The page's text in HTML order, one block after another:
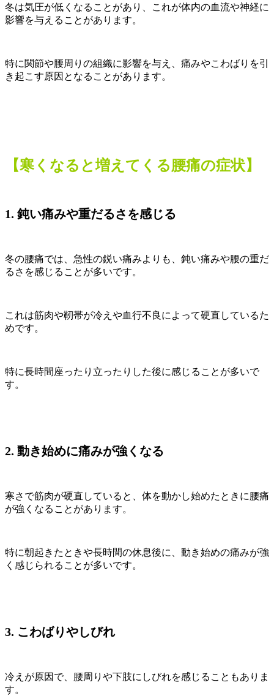
冬は気圧が低くなることがあり、これが体内の血流や神経に
影響を与えることがあります。
特に関節や腰周りの組織に影響を与え、痛みやこわばりを引
き起こす原因となることがあります。
【寒くなると増えてくる腰痛の症状】
1. 鈍い痛みや重だるさを感じる
冬の腰痛では、急性の鋭い痛みよりも、鈍い痛みや腰の重だ
るさを感じることが多いです。
これは筋肉や靭帯が冷えや血行不良によって硬直しているた
めです。
特に長時間座ったり立ったりした後に感じることが多いで
す。
2. 動き始めに痛みが強くなる
寒さで筋肉が硬直していると、体を動かし始めたときに腰痛
が強くなることがあります。
特に朝起きたときや長時間の休息後に、動き始めの痛みが強
く感じられることが多いです。
3. こわばりやしびれ
冷えが原因で、腰周りや下肢にしびれを感じることもありま
す。